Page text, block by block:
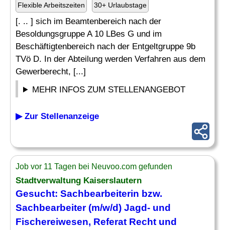
Flexible Arbeitszeiten 30+ Urlaubstage
[. .. ] sich im Beamtenbereich nach der
Besoldungsgruppe A 10 LBes G und im
Beschäftigtenbereich nach der Entgeltgruppe 9b
TVö D. In der Abteilung werden Verfahren aus dem
Gewerberecht, [...]
MEHR INFOS ZUM STELLENANGEBOT
▶ Zur Stellenanzeige
Job vor 11 Tagen bei Neuvoo.com gefunden
Stadtverwaltung Kaiserslautern
Gesucht: Sachbearbeiterin bzw.
Sachbearbeiter (m/w/d) Jagd- und
Fischereiwesen, Referat Recht und